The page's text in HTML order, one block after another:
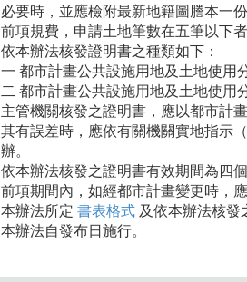
必要時，並應檢附最新地籍圖謄本一
前項規費，申請土地筆數在五筆以下
依本辦法核發證明書之種類如下：
一 都市計畫公共設施用地及土地使用
二 都市計畫公共設施用地及土地使用
主管機關核發之證明書，應以都市計
其有誤差時，應依有關機關實地指示
辦。
依本辦法核發之證明書有效期間為四
前項期間內，如經都市計畫變更時，
本辦法所定 書表格式 及依本辦法核
本辦法自發布日施行。